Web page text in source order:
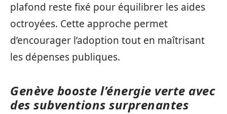
plafond reste fixé pour équilibrer les aides
octroyées. Cette approche permet
d’encourager l’adoption tout en maîtrisant
les dépenses publiques.
Genève booste l’énergie verte avec
des subventions surprenantes